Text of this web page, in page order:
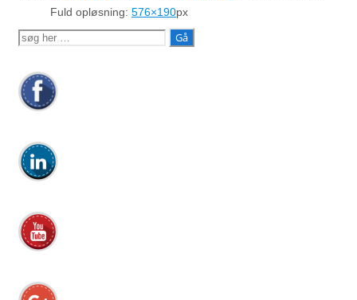
Fuld opløsning: 576×190px
Søg